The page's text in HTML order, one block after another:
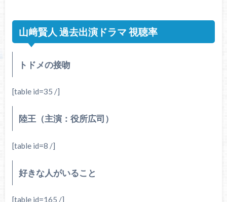
山﨑賢人 過去出演ドラマ 視聴率
トドメの接吻
[table id=35 /]
陸王（主演：役所広司）
[table id=8 /]
好きな人がいること
[table id=165 /]